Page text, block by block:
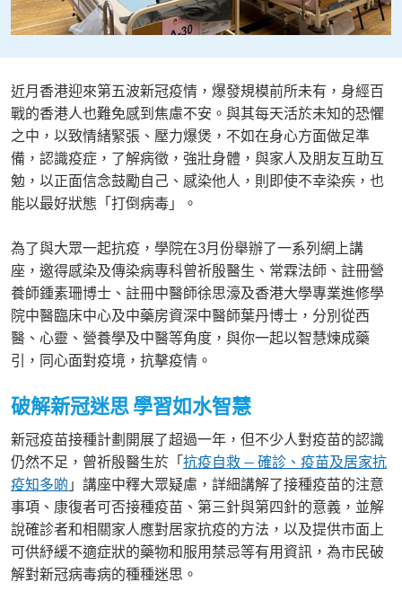
近月香港迎來第五波新冠疫情，爆發規模前所未有，身經百
戰的香港人也難免感到焦慮不安。與其每天活於未知的恐懼
之中，以致情緒緊張、壓力爆煲，不如在身心方面做足準
備，認識疫症，了解病徵，強壯身體，與家人及朋友互助互
勉，以正面信念鼓勵自己、感染他人，則即使不幸染疾，也
能以最好狀態「打倒病毒」。
為了與大眾一起抗疫，學院在3月份舉辦了一系列網上講
座，邀得感染及傳染病專科曾祈殷醫生、常霖法師、註冊營
養師鍾素珊博士、註冊中醫師徐思濠及香港大學專業進修學
院中醫臨床中心及中藥房資深中醫師葉丹博士，分別從西
醫、心靈、營養學及中醫等角度，與你一起以智慧煉成藥
引，同心面對疫境，抗擊疫情。
破解新冠迷思 學習如水智慧
新冠疫苗接種計劃開展了超過一年，但不少人對疫苗的認識
仍然不足，曾祈殷醫生於「 抗疫自救 — 確診、疫苗及居家抗
疫知多啲 」講座中釋大眾疑慮，詳細講解了接種疫苗的注意
事項、康復者可否接種疫苗、第三針與第四針的意義，並解
說確診者和相關家人應對居家抗疫的方法，以及提供市面上
可供紓緩不適症狀的藥物和服用禁忌等有用資訊，為市民破
解對新冠病毒病的種種迷思。